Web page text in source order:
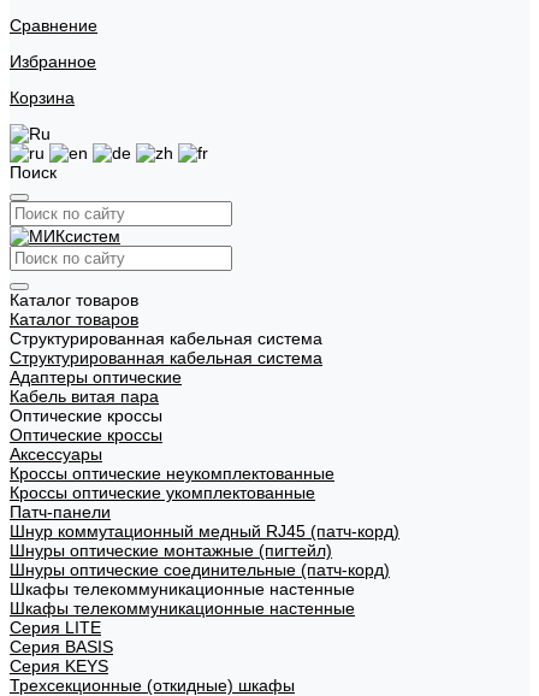
Сравнение
Избранное
Корзина
Поиск
Каталог товаров
Каталог товаров
Структурированная кабельная система
Структурированная кабельная система
Адаптеры оптические
Кабель витая пара
Оптические кроссы
Оптические кроссы
Аксессуары
Кроссы оптические неукомплектованные
Кроссы оптические укомплектованные
Патч-панели
Шнур коммутационный медный RJ45 (патч-корд)
Шнуры оптические монтажные (пигтейл)
Шнуры оптические соединительные (патч-корд)
Шкафы телекоммуникационные настенные
Шкафы телекоммуникационные настенные
Cерия LITE
Cерия BASIS
Cерия KEYS
Трехсекционные (откидные) шкафы